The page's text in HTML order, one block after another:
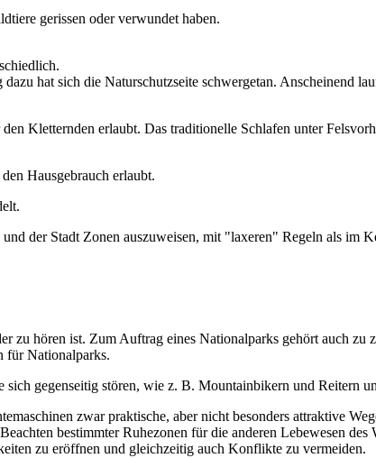
gerissen oder verwundet haben.
hat sich die Naturschutzseite schwergetan. Anscheinend
Kletternden erlaubt. Das traditionelle Schlafen unter
Hausgebrauch erlaubt.
der Stadt Zonen auszuweisen, mit "laxeren" Regeln als im
zu hören ist. Zum Auftrag eines Nationalparks gehört auch zu
für Nationalparks.
gegenseitig stören, wie z. B. Mountainbikern und Reitern
zwar praktische, aber nicht besonders attraktive
bestimmter Ruhezonen für die anderen Lebewesen
zu eröffnen und gleichzeitig auch Konflikte zu vermeiden.